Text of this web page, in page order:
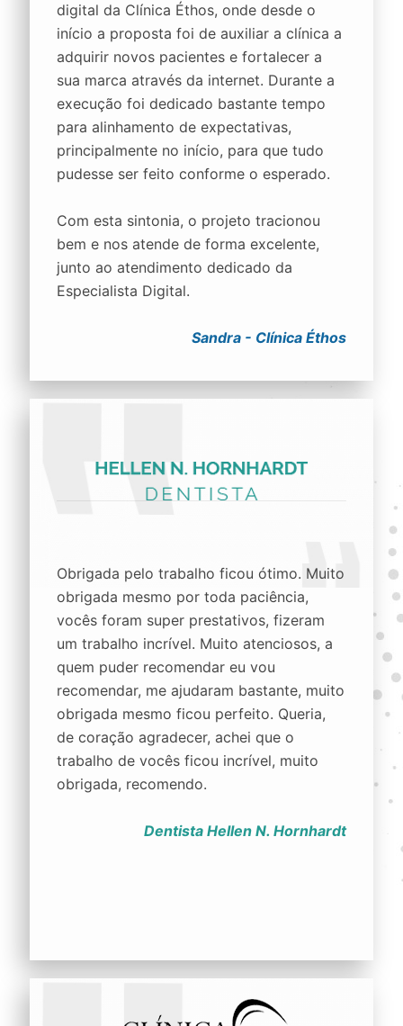
digital da Clínica Éthos, onde desde o
início a proposta foi de auxiliar a clínica a
adquirir novos pacientes e fortalecer a
sua marca através da internet. Durante a
execução foi dedicado bastante tempo
para alinhamento de expectativas,
principalmente no início, para que tudo
pudesse ser feito conforme o esperado.
Com esta sintonia, o projeto tracionou
bem e nos atende de forma excelente,
junto ao atendimento dedicado da
Especialista Digital.
Sandra - Clínica Éthos
Obrigada pelo trabalho ficou ótimo. Muito
obrigada mesmo por toda paciência,
vocês foram super prestativos, fizeram
um trabalho incrível. Muito atenciosos, a
quem puder recomendar eu vou
recomendar, me ajudaram bastante, muito
obrigada mesmo ficou perfeito. Queria,
de coração agradecer, achei que o
trabalho de vocês ficou incrível, muito
obrigada, recomendo.
Dentista Hellen N. Hornhardt